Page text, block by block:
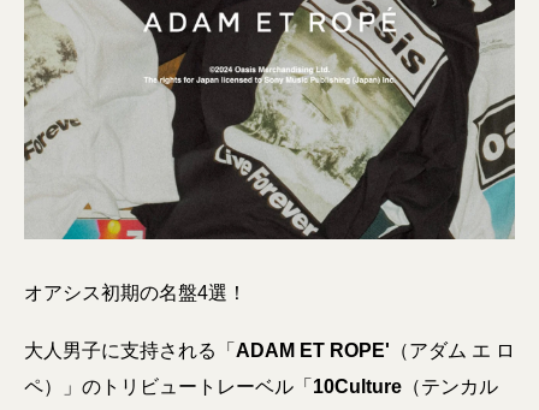
オアシス初期の名盤4選！
大人男子に支持される「 ADAM ET ROPE' （アダム エ ロ
ペ）」のトリビュートレーベル「 10Culture （テンカル